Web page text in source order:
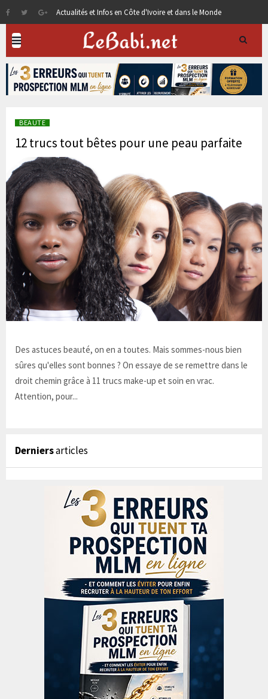
Actualités et Infos en Côte d'Ivoire et dans le Monde
BEAUTE
12 trucs tout bêtes pour une peau parfaite
Des astuces beauté, on en a toutes. Mais sommes-nous bien
sûres qu'elles sont bonnes ? On essaye de se remettre dans le
droit chemin grâce à 11 trucs make-up et soin en vrac.
Attention, pour...
Derniersarticles